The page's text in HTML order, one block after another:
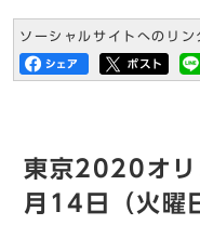
ソーシャルサイトへのリ
東京2020オリ
月14日（火曜